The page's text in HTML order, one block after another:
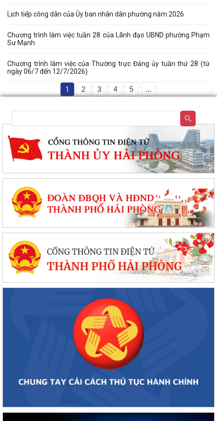
Lịch tiếp công dân của Ủy ban nhân dân phường năm 2026
Chương trình làm việc tuần 28 của Lãnh đạo UBND phường Phạm
Sư Mạnh
Chương trình làm việc của Thường trực Đảng ủy tuần thứ 28 (từ
ngày 06/7 đến 12/7/2026)
1 2 3 4 5 ...